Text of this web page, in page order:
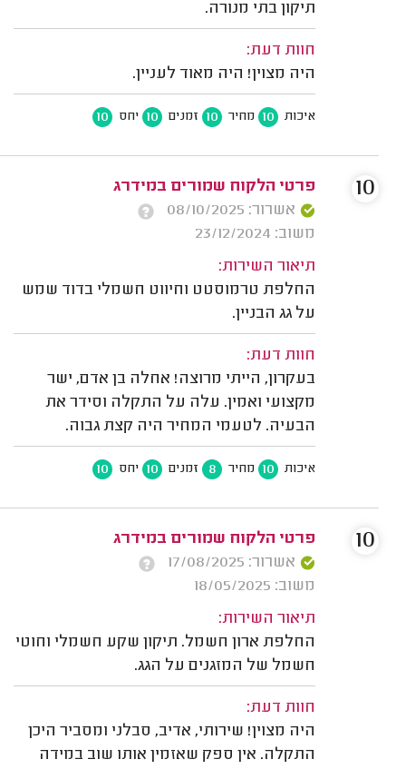
תיקון בתי מנורה.
חוות דעת:
היה מצוין! היה מאוד לעניין.
איכות 10 מחיר 10 זמנים 10 יחס 10
פרטי הלקוח שמורים במידרג
אשרור: 08/10/2025
משוב: 23/12/2024
תיאור השירות:
החלפת טרמוסטט וחיווט חשמלי בדוד שמש
על גג הבניין.
חוות דעת:
בעקרון, הייתי מרוצה! אחלה בן אדם, ישר
מקצועי ואמין. עלה על התקלה וסידר את
הבעיה. לטעמי המחיר היה קצת גבוה.
איכות 10 מחיר 8 זמנים 10 יחס 10
10
פרטי הלקוח שמורים במידרג
אשרור: 17/08/2025
משוב: 18/05/2025
תיאור השירות:
החלפת ארון חשמל. תיקון שקע חשמלי וחוטי
חשמל של המזגנים על הגג.
חוות דעת:
היה מצוין! שירותי, אדיב, סבלני ומסביר היכן
התקלה. אין ספק שאזמין אותו שוב במידה
10